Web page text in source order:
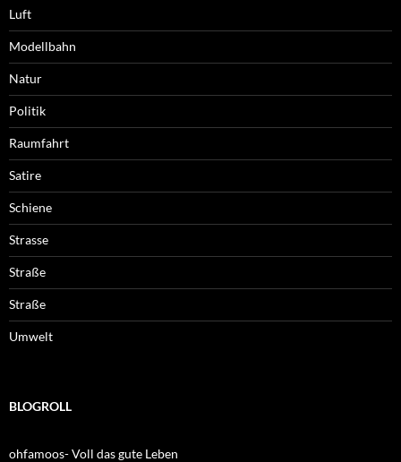
Luft
Modellbahn
Natur
Politik
Raumfahrt
Satire
Schiene
Strasse
Straße
Straße
Umwelt
BLOGROLL
ohfamoos- Voll das gute Leben